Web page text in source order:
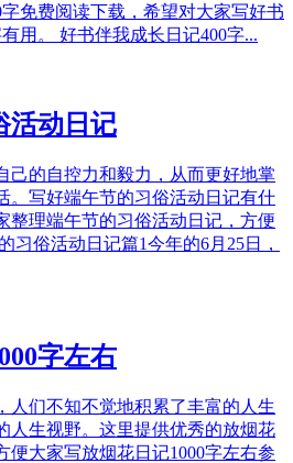
免费阅读下载，希望对大家写好书
用。 好书伴我成长日记400字...
活动日记
己的自控力和毅力，从而更好地掌
。写好端午节的习俗活动日记有什
整理端午节的习俗活动日记，方便
习俗活动日记篇1今年的6月25日，
字左右
人们不知不觉地积累了丰富的人生
人生视野。这里提供优秀的放烟花
便大家写放烟花日记1000字左右参